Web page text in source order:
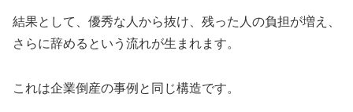
結果として、優秀な人から抜け、残った人の負担が増え、
さらに辞めるという流れが生まれます。
これは企業倒産の事例と同じ構造です。